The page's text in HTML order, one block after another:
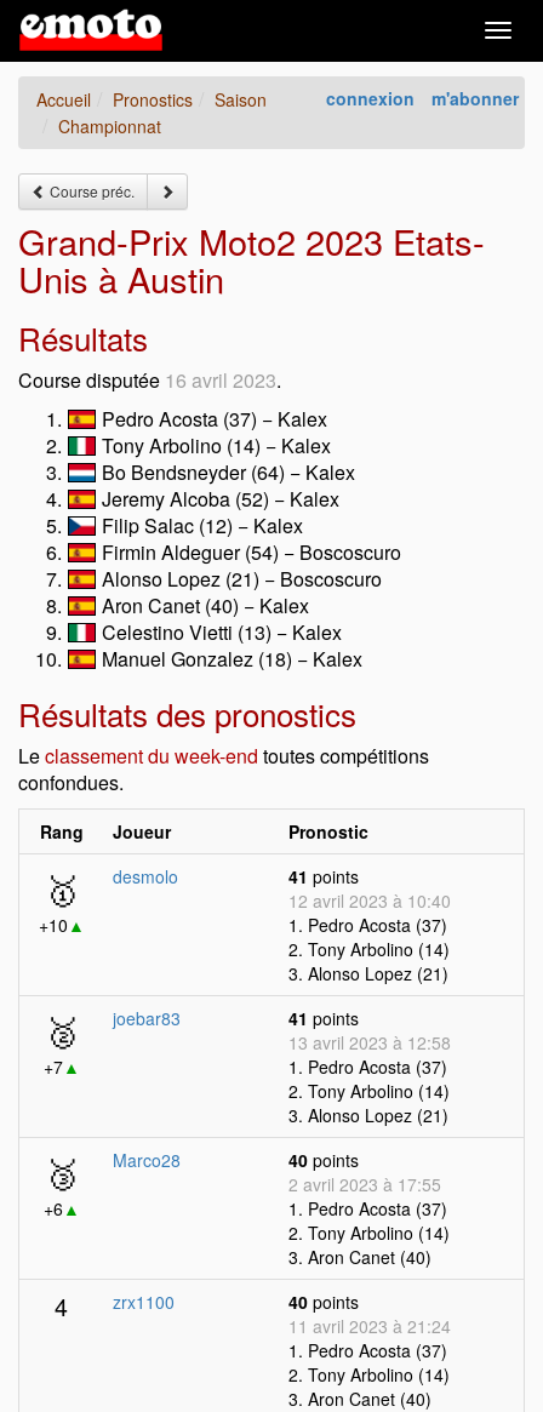
connexion m'abonner
Accueil Pronostics
Saison
Championnat
Course préc.
Grand-Prix Moto2 2023 Etats-
Unis à Austin
Résultats
Course disputée 16 avril 2023.
Pedro Acosta (37) − Kalex
Tony Arbolino (14) − Kalex
Bo Bendsneyder (64) − Kalex
Jeremy Alcoba (52) − Kalex
Filip Salac (12) − Kalex
Firmin Aldeguer (54) − Boscoscuro
Alonso Lopez (21) − Boscoscuro
Aron Canet (40) − Kalex
Celestino Vietti (13) − Kalex
Manuel Gonzalez (18) − Kalex
Résultats des pronostics
Leclassement du week-end toutes compétitions
confondues.
Rang Joueur Pronostic
🥇
+10 ▲
desmolo 41 points
12 avril 2023 à 10:40
1. Pedro Acosta (37)
2. Tony Arbolino (14)
3. Alonso Lopez (21)
🥈
+7▲
joebar83 41 points
13 avril 2023 à 12:58
1. Pedro Acosta (37)
2. Tony Arbolino (14)
3. Alonso Lopez (21)
🥉
+6▲
Marco28 40 points
2 avril 2023 à 17:55
1. Pedro Acosta (37)
2. Tony Arbolino (14)
3. Aron Canet (40)
4 zrx1100 40 points
11 avril 2023 à 21:24
1. Pedro Acosta (37)
2. Tony Arbolino (14)
3. Aron Canet (40)